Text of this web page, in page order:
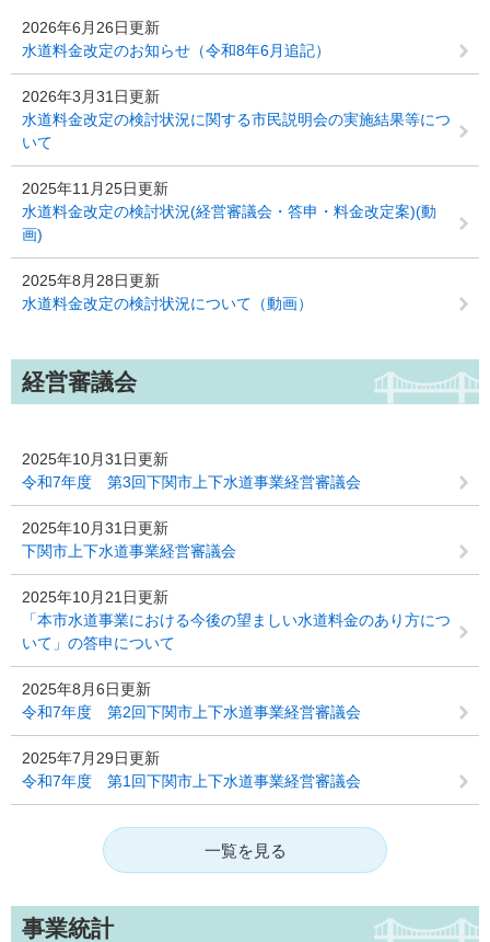
2026年6月26日更新
水道料金改定のお知らせ（令和8年6月追記）
2026年3月31日更新
水道料金改定の検討状況に関する市民説明会の実施結果等につ
いて
2025年11月25日更新
水道料金改定の検討状況(経営審議会・答申・料金改定案)(動
画)
2025年8月28日更新
水道料金改定の検討状況について（動画）
経営審議会
2025年10月31日更新
令和7年度 第3回下関市上下水道事業経営審議会
2025年10月31日更新
下関市上下水道事業経営審議会
2025年10月21日更新
「本市水道事業における今後の望ましい水道料金のあり方につ
いて」の答申について
2025年8月6日更新
令和7年度 第2回下関市上下水道事業経営審議会
2025年7月29日更新
令和7年度 第1回下関市上下水道事業経営審議会
一覧を見る
事業統計